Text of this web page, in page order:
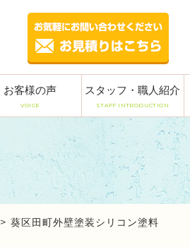
お客様の声
VOICE
スタッフ・職人紹介
STAFF INTRODUCTION
> 葵区田町外壁塗装シリコン塗料